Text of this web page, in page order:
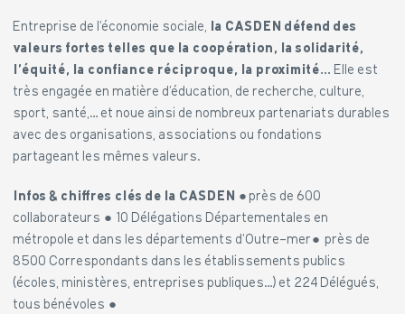
Entreprise de l’économie sociale, la CASDEN défend des
valeurs fortes telles que la coopération, la solidarité,
l’équité, la confiance réciproque, la proximité… Elle est
très engagée en matière d’éducation, de recherche, culture,
sport, santé,… et noue ainsi de nombreux partenariats durables
avec des organisations, associations ou fondations
partageant les mêmes valeurs.
Infos & chiffres clés de la CASDEN ● près de 600
collaborateurs ● 10 Délégations Départementales en
métropole et dans les départements d’Outre-mer● près de
8500 Correspondants dans les établissements publics
(écoles, ministères, entreprises publiques…) et 224 Délégués,
tous bénévoles ●